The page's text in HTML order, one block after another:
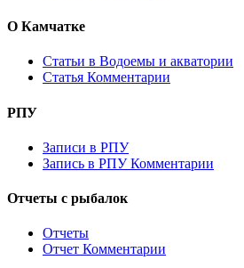
О Камчатке
Статьи в Водоемы и акватории
Статья Комментарии
РПУ
Записи в РПУ
Запись в РПУ Комментарии
Отчеты с рыбалок
Отчеты
Отчет Комментарии